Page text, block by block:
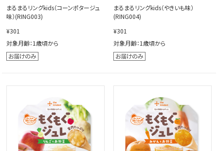
まるまるリングkids（コーンポタージュ
味）(RING003)
¥301
対象月齢：1歳頃から
まるまるリングkids（やきいも味）
(RING004)
¥301
対象月齢：1歳頃から